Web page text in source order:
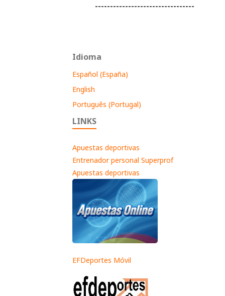
---------------------------------
Idioma
Español (España)
English
Português (Portugal)
LINKS
Apuestas deportivas
Entrenador personal Superprof
Apuestas deportivas
EFDeportes Móvil